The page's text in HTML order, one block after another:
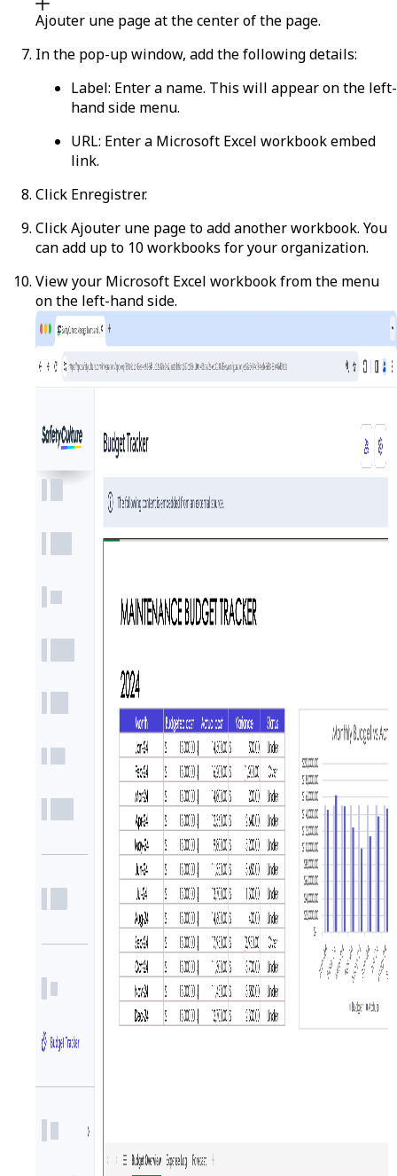
Ajouter une pageat the center of the page.
In the pop-up window, add the following details:
Label: Enter a name. This will appear on the left-
hand side menu.
URL: Enter a Microsoft Excel workbook embed
link.
Click Enregistrer.
ClickAjouter une pageto add another workbook. You
can add up to 10 workbooks for your organization.
View your Microsoft Excel workbook from the menu
on the left-hand side.